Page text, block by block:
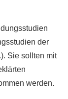
der
Sie sollten mit
werden.